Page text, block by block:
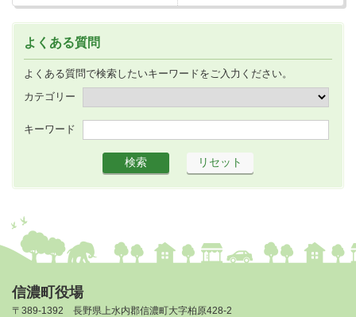
よくある質問
よくある質問で検索したいキーワードをご入力ください。
カテゴリー
キーワード
信濃町役場
〒389-1392 長野県上水内郡信濃町大字柏原428-2